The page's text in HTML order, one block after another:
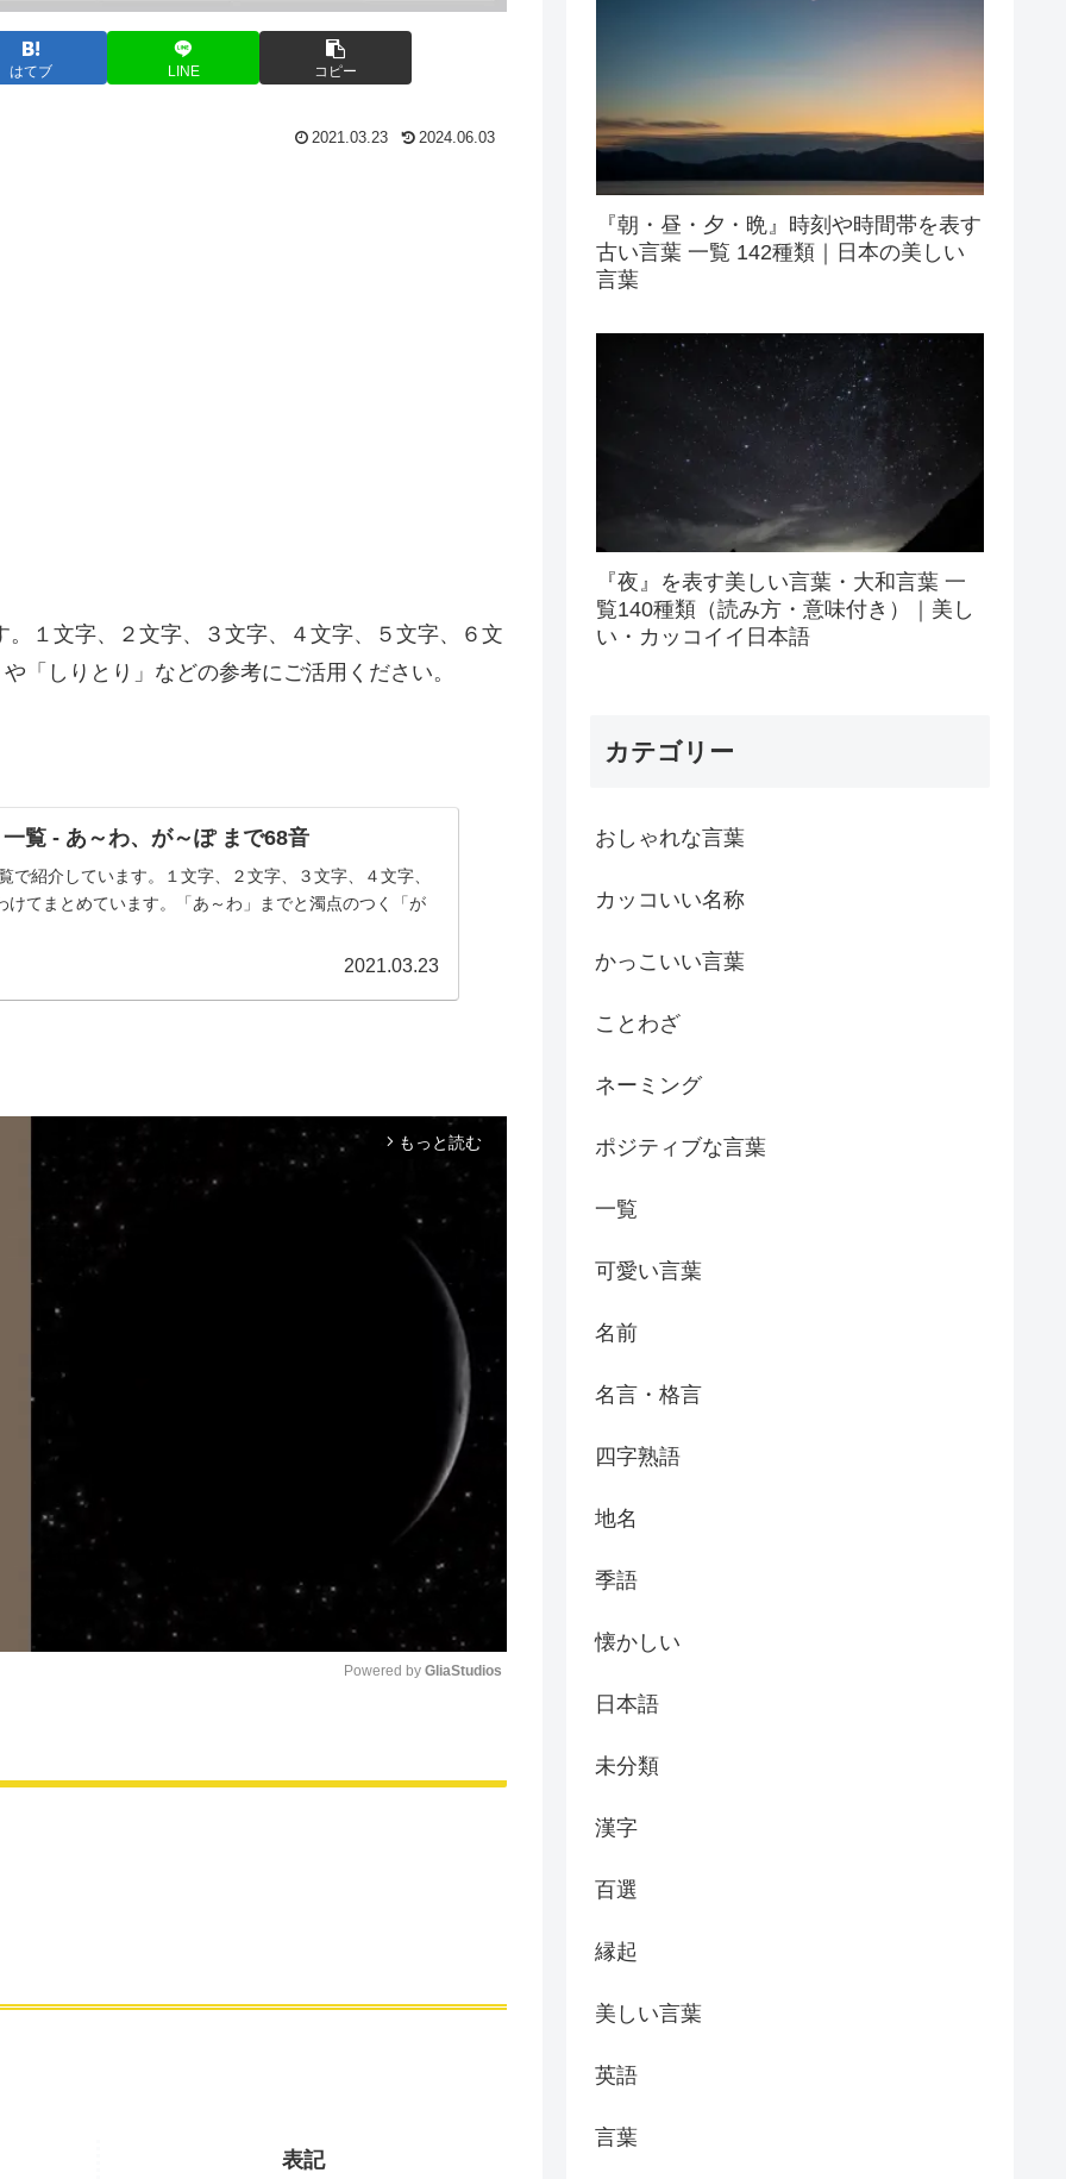
はてブ LINE コピー
2021.03.23 2024.06.03
。１文字、２文字、３文字、４文字、５文字、６文
「しりとり」などの参考にご活用ください。
覧 - あ～わ、が～ぽ まで68音
で紹介しています。１文字、２文字、３文字、４文字、
けてまとめています。「あ～わ」までと濁点のつく「が
2021.03.23
arrow_forward_ios もっと読む
Powered by GliaStudios
表記
『朝・昼・夕・晩』時刻や時間帯を表す
古い言葉 一覧 142種類｜日本の美しい
言葉
『夜』を表す美しい言葉・大和言葉 一
覧140種類（読み方・意味付き）｜美し
い・カッコイイ日本語
カテゴリー
おしゃれな言葉
カッコいい名称
かっこいい言葉
ことわざ
ネーミング
ポジティブな言葉
一覧
可愛い言葉
名前
名言・格言
四字熟語
地名
季語
懐かしい
日本語
未分類
漢字
百選
縁起
美しい言葉
英語
言葉